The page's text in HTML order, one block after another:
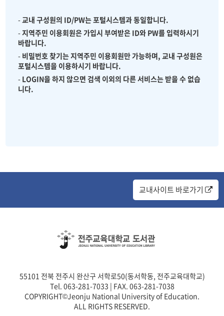
- 교내 구성원의 ID/PW는 포털시스템과 동일합니다.
-지역주민 이용회원은 가입시 부여받은 ID와 PW를 입력하시기
바랍니다.
- 비밀번호 찾기는 지역주민 이용회원만 가능하며, 교내 구성원은
포털시스템을 이용하시기 바랍니다.
- LOGIN을 하지 않으면 검색 이외의 다른 서비스는 받을 수 없습
니다.
교내사이트 바로가기
55101 전북 전주시 완산구 서학로50(동서학동, 전주교육대학교)
Tel. 063-281-7033 | FAX. 063-281-7038
COPYRIGHT©Jeonju National University of Education.
ALL RIGHTS RESERVED.